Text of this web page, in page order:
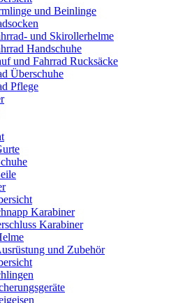
und Beinlinge
und Skirollerhelme
Handschuhe
und Fahrrad Rucksäcke
Überschuhe
Pflege
Karabiner
Karabiner
und Zubehör